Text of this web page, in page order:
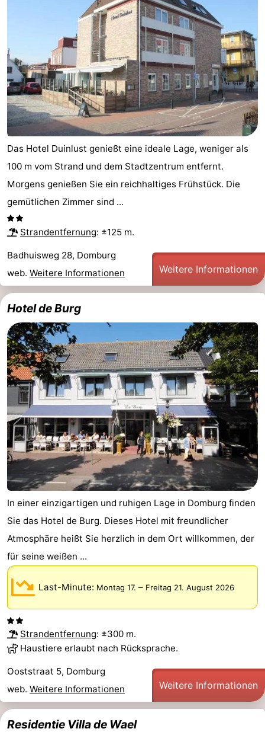
Das Hotel Duinlust genießt eine ideale Lage, weniger als
100 m vom Strand und dem Stadtzentrum entfernt.
Morgens genießen Sie ein reichhaltiges Frühstück. Die
gemütlichen Zimmer sind ...
Strandentfernung: ±125 m.
Badhuisweg 28, Domburg
web. Weitere Informationen Weitere Informationen
Hotel de Burg
In einer einzigartigen und ruhigen Lage in Domburg finden
Sie das Hotel de Burg. Dieses Hotel mit freundlicher
Atmosphäre heißt Sie herzlich in dem Ort willkommen, der
für seine weißen ...
Last-Minute: Montag 17. – Freitag 21. August 2026
Strandentfernung: ±300 m.
Haustiere erlaubt nach Rücksprache.
Ooststraat 5, Domburg
web. Weitere Informationen Weitere Informationen
Residentie Villa de Wael